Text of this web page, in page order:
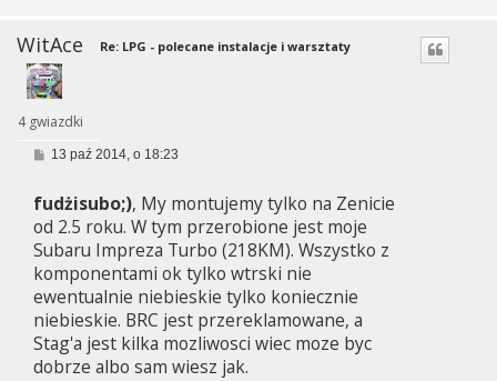
WitAce
4 gwiazdki
Re: LPG - polecane instalacje i warsztaty
P
t
13 paź 2014, o 18:23
fudżisubo;), My montujemy tylko na Zenicie
od 2.5 roku. W tym przerobione jest moje
Subaru Impreza Turbo (218KM). Wszystko z
komponentami ok tylko wtrski nie
ewentualnie niebieskie tylko koniecznie
niebieskie. BRC jest przereklamowane, a
Stag'a jest kilka mozliwosci wiec moze byc
dobrze albo sam wiesz jak.